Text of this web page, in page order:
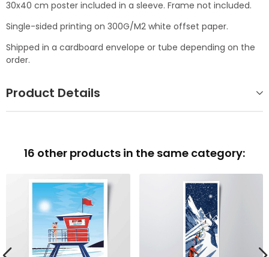
30x40 cm poster included in a sleeve. Frame not included.
Single-sided printing on 300G/M2 white offset paper.
Shipped in a cardboard envelope or tube depending on the
order.
Product Details
16 other products in the same category: